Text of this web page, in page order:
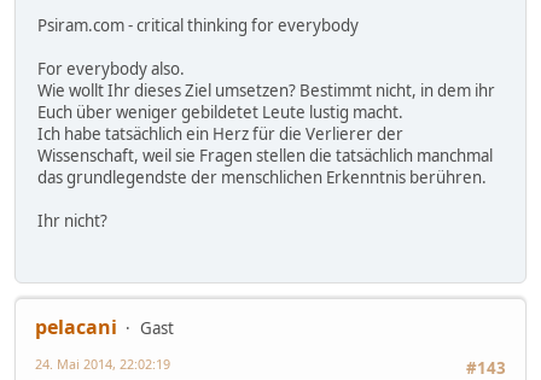
Psiram.com - critical thinking for everybody
For everybody also.
Wie wollt Ihr dieses Ziel umsetzen? Bestimmt nicht, in dem ihr
Euch über weniger gebildetet Leute lustig macht.
Ich habe tatsächlich ein Herz für die Verlierer der
Wissenschaft, weil sie Fragen stellen die tatsächlich manchmal
das grundlegendste der menschlichen Erkenntnis berühren.
Ihr nicht?
pelacani
Gast
#143
24. Mai 2014, 22:02:19